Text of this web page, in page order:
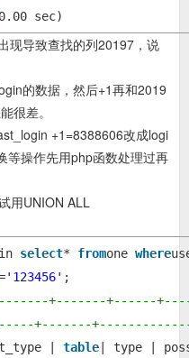
sec)
现导致查找的列20197，说
的数据，然后+1再和2019
很差。
+1=8388606改成logi
等操作先用php函数处理过再
用UNION ALL
select* fromone where
'123456' ;
+-------+------
+-------
|
table | type |